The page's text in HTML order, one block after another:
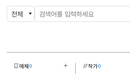
매체0 작가0